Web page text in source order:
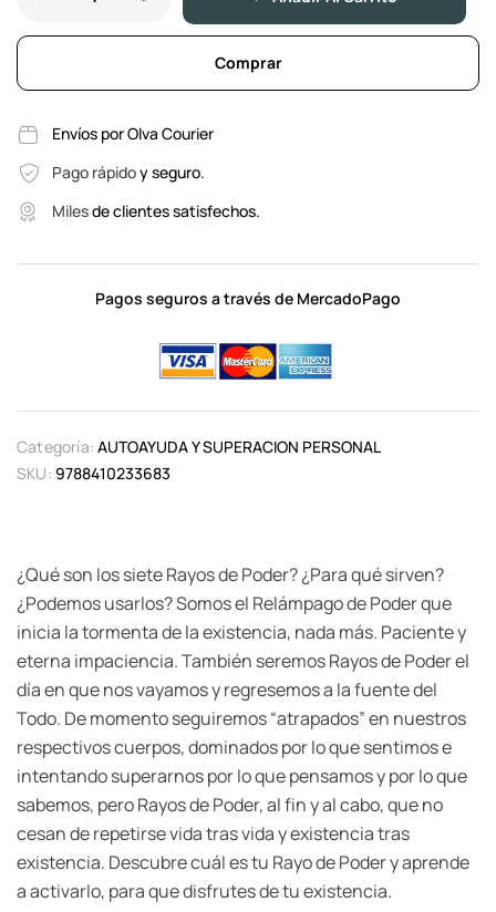
Comprar
Envíos por Olva Courier
Pago rápidoy seguro.
Milesde clientes satisfechos.
Pagos seguros a través de MercadoPago
Categoría: AUTOAYUDA Y SUPERACION PERSONAL
SKU: 9788410233683
¿Qué son los siete Rayos de Poder? ¿Para qué sirven?
¿Podemos usarlos? Somos el Relámpago de Poder que
inicia la tormenta de la existencia, nada más. Paciente y
eterna impaciencia. También seremos Rayos de Poder el
día en que nos vayamos y regresemos a la fuente del
Todo. De momento seguiremos “atrapados” en nuestros
respectivos cuerpos, dominados por lo que sentimos e
intentando superarnos por lo que pensamos y por lo que
sabemos, pero Rayos de Poder, al fin y al cabo, que no
cesan de repetirse vida tras vida y existencia tras
existencia. Descubre cuál es tu Rayo de Poder y aprende
a activarlo, para que disfrutes de tu existencia.